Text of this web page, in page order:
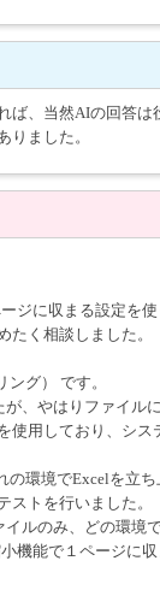
、当然AIの回答は
りました。
ジに収まる設定を使
たく相談しました。
グ） です。
、やはりファイル
使用しており、シ
環境でExcelを立
ストを行いました。
ルのみ、どの環境
機能で１ページに